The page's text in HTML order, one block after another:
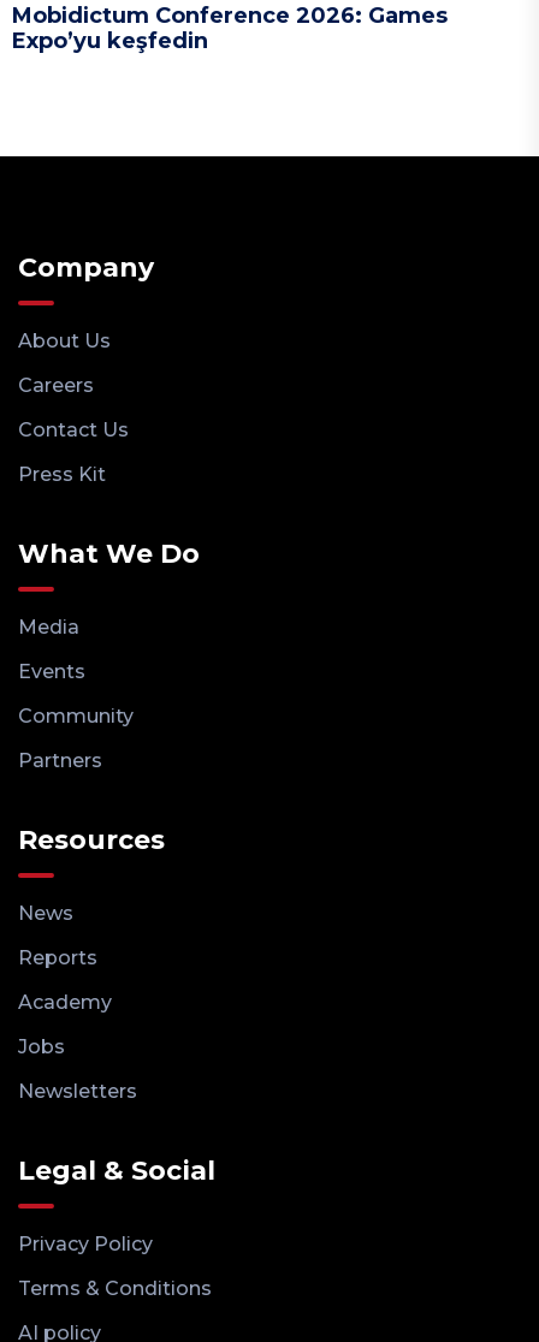
Mobidictum Conference 2026: Games
Expo’yu keşfedin
Company
About Us
Careers
Contact Us
Press Kit
What We Do
Media
Events
Community
Partners
Resources
News
Reports
Academy
Jobs
Newsletters
Legal & Social
Privacy Policy
Terms & Conditions
AI policy